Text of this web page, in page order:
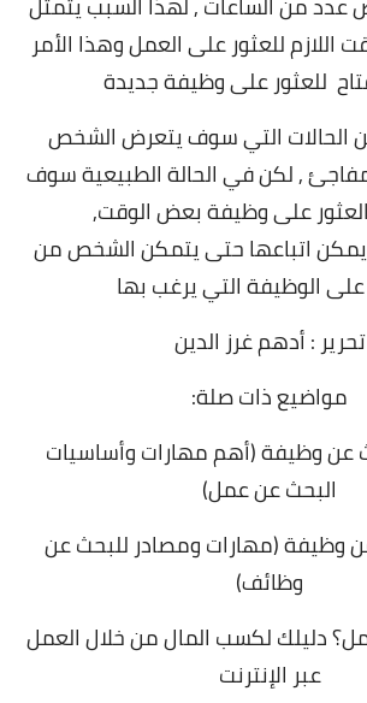
للعثور على العمل وهذا الأمر
للعثور على وظيفة جديدة
الحالات التي سوف يتعرض الشخص
, لكن في الحالة الطبيعية سوف
على وظيفة بعض الوقت,
اتباعها حتى يتمكن الشخص من
على الوظيفة التي يرغب بها
تحرير : أدهم غرز الدين
مواضيع ذات صلة:
عن وظيفة (أهم مهارات وأساسيات
البحث عن عمل)
وظيفة (مهارات ومصادر للبحث عن
وظائف)
دليلك لكسب المال من خلال العمل
عبر الإنترنت